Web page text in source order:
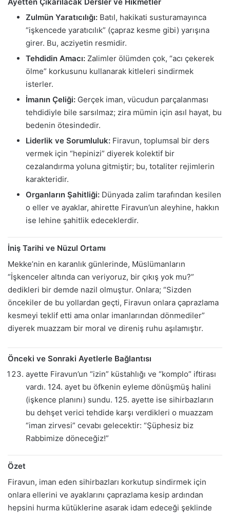
Zulmün Yaratıcılığı: Batıl, hakikati susturamayınca
“işkencede yaratıcılık” (çapraz kesme gibi) yarışına
girer. Bu, acziyetin resmidir.
Tehdidin Amacı: Zalimler ölümden çok, “acı çekerek
ölme” korkusunu kullanarak kitleleri sindirmek
isterler.
İmanın Çeliği: Gerçek iman, vücudun parçalanması
tehdidiyle bile sarsılmaz; zira mümin için asıl hayat, bu
bedenin ötesindedir.
Liderlik ve Sorumluluk: Firavun, toplumsal bir ders
vermek için “hepinizi” diyerek kolektif bir
cezalandırma yoluna gitmiştir; bu, totaliter rejimlerin
karakteridir.
Organların Şahitliği: Dünyada zalim tarafından kesilen
o eller ve ayaklar, ahirette Firavun’un aleyhine, hakkın
ise lehine şahitlik edeceklerdir.
İniş Tarihi ve Nüzul Ortamı
Mekke’nin en karanlık günlerinde, Müslümanların
“İşkenceler altında can veriyoruz, bir çıkış yok mu?”
dedikleri bir demde nazil olmuştur. Onlara; “Sizden
öncekiler de bu yollardan geçti, Firavun onlara çaprazlama
kesmeyi teklif etti ama onlar imanlarından dönmediler”
diyerek muazzam bir moral ve direniş ruhu aşılamıştır.
Önceki ve Sonraki Ayetlerle Bağlantısı
ayette Firavun’un “izin” küstahlığı ve “komplo” iftirası
vardı. 124. ayet bu öfkenin eyleme dönüşmüş halini
(işkence planını) sundu. 125. ayette ise sihirbazların
bu dehşet verici tehdide karşı verdikleri o muazzam
“iman zirvesi” cevabı gelecektir: “Şüphesiz biz
Rabbimize döneceğiz!”
Özet
Firavun, iman eden sihirbazları korkutup sindirmek için
onlara ellerini ve ayaklarını çaprazlama kesip ardından
hepsini hurma kütüklerine asarak idam edeceği şeklinde